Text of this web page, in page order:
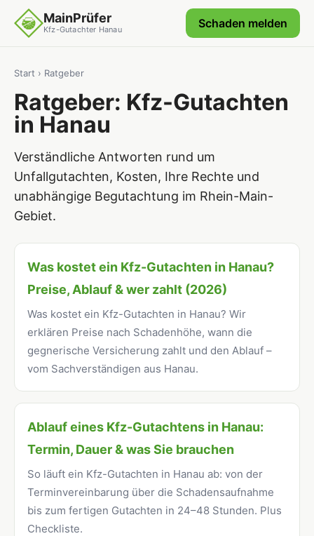
MainPrüfer
Kfz-Gutachter Hanau Schaden melden
Start › Ratgeber
Ratgeber: Kfz-Gutachten
in Hanau
Verständliche Antworten rund um
Unfallgutachten, Kosten, Ihre Rechte und
unabhängige Begutachtung im Rhein-Main-
Gebiet.
Was kostet ein Kfz-Gutachten in Hanau?
Preise, Ablauf & wer zahlt (2026)
Was kostet ein Kfz-Gutachten in Hanau? Wir
erklären Preise nach Schadenhöhe, wann die
gegnerische Versicherung zahlt und den Ablauf –
vom Sachverständigen aus Hanau.
Ablauf eines Kfz-Gutachtens in Hanau:
Termin, Dauer & was Sie brauchen
So läuft ein Kfz-Gutachten in Hanau ab: von der
Terminvereinbarung über die Schadensaufnahme
bis zum fertigen Gutachten in 24–48 Stunden. Plus
Checkliste.